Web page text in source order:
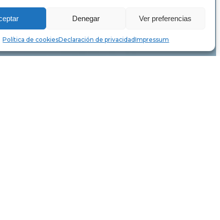
Denegar Ver preferencias
Política de cookiesDeclaración de privacidadImpressum